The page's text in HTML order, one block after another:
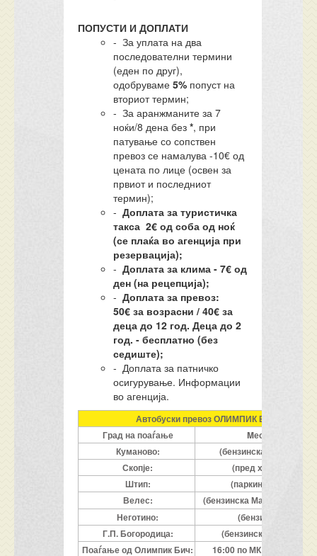
ПОПУСТИ И ДОПЛАТИ
- За уплата на два
последователни термини
(еден по друг),
одобруваме5% попуст на
вториот термин;
- За аранжманите за 7
ноќи/8 дена без*, при
патување со сопствен
превоз се намалува -10€ од
цената по лице (освен за
првиот и последниот
термин);
- Доплата за туристичка
такса 2€ од соба од ноќ
(се плаќа во агенција при
резервација);
-Доплата за клима - 7€ од
ден (на рецепција);
-Доплата за превоз:
50€ за возрасни / 40€ за
деца до 12 год. Деца до 2
год. - бесплатно (без
седиште);
- Доплата за патничко
осигурување. Информации
во агенција.
Автобуски превоз ОЛИМПИК БИЧ, според
Град на поаѓање
Mесто на
Куманово:
(бензинска
Скопје:
(пред хотел
Штип:
(паркинг пред нова
Велес:
(бензинска Макоил,
Неготино:
(бензинска
Г.П. Богородица:
(бензинска, Oкта /
Поаѓање од Олимпик Бич:
16:00 по МК време /